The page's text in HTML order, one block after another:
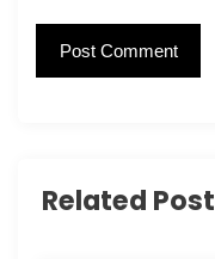
Related Post